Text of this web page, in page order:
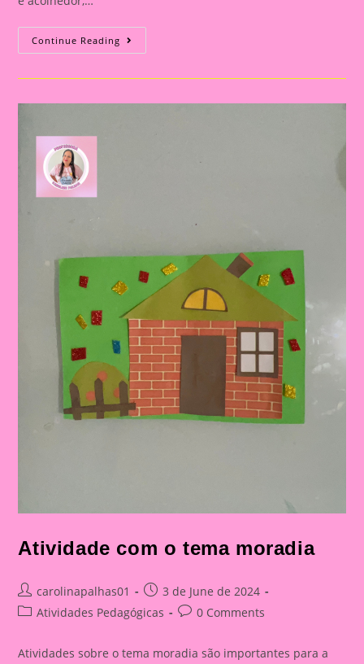
Continue Reading Atividade
Com
Atividade com o tema moradia
Post
author:
carolinapalhas01
Post
published:
3 de June de 2024
PostAtividades Pedagógicas
Post0 Comments
Atividades sobre o tema moradia são importantes para a